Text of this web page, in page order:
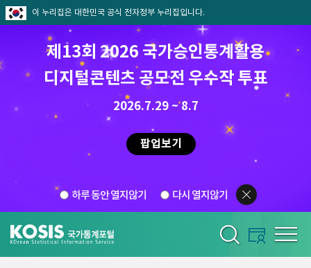
이 누리집은 대한민국 공식 전자정부 누리집입니다.
제13회 2026 국가승인통계활용
디지털콘텐츠 공모전 우수작 투표
2026.7.29 ~ 8.7
팝업보기
하루 동안 열지않기 다시 열지않기